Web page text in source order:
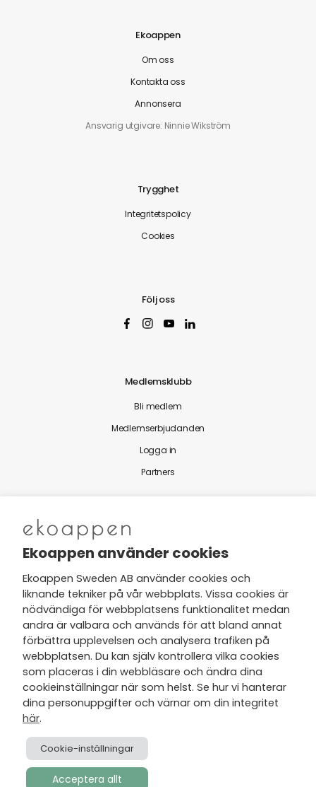
Ekoappen
Om oss
Kontakta oss
Annonsera
Ansvarig utgivare: Ninnie Wikström
Trygghet
Integritetspolicy
Cookies
Följ oss
Medlemsklubb
Bli medlem
Medlemserbjudanden
Logga in
Partners
Nytt från Ekoappen
Jag har tagit del av Ekoappens
personuppgifts- och
integritetspolicyoch tar gärna del
av nyheter, hälsotips och exklusiva
erbjudanden via min e-post.
Ekoappen använder cookies
Ekoappen Sweden AB använder cookies och
liknande tekniker på vår webbplats. Vissa cookies är
nödvändiga för webbplatsens funktionalitet medan
andra är valbara och används för att bland annat
förbättra upplevelsen och analysera trafiken på
webbplatsen. Du kan själv kontrollera vilka cookies
som placeras i din webbläsare och ändra dina
cookieinställningar när som helst. Se hur vi hanterar
dina personuppgifter och värnar om din integritet
här.
Cookie-inställningar
Acceptera allt